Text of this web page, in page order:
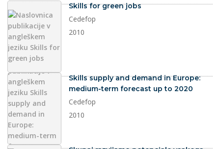
dokument
Skills for green jobs
Cedefop
2010
dokument
Skills supply and demand in Europe:
medium-term forecast up to 2020
Cedefop
2010